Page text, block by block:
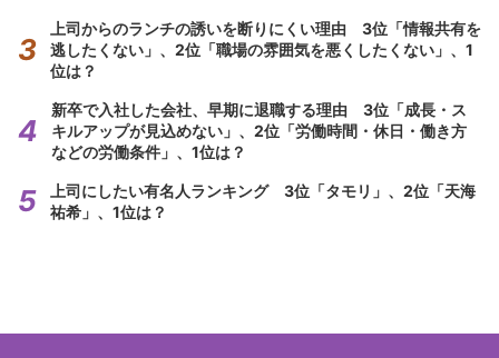
上司からのランチの誘いを断りにくい理由 3位「情報共有を
逃したくない」、2位「職場の雰囲気を悪くしたくない」、1
位は？
新卒で入社した会社、早期に退職する理由 3位「成長・ス
キルアップが見込めない」、2位「労働時間・休日・働き方
などの労働条件」、1位は？
上司にしたい有名人ランキング 3位「タモリ」、2位「天海
祐希」、1位は？